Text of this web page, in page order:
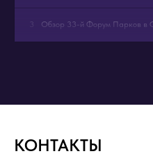
3 Обзор 33-й Форум Парков в
КОНТАКТЫ